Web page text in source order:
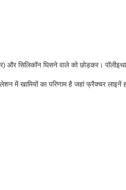
सिलिकॉन घिसने वाले को छोड़कर।
का परिणाम है जहां फ्रैक्चर लाइनें